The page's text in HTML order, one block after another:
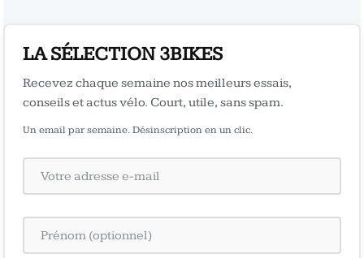
LA SÉLECTION 3BIKES
Recevez chaque semaine nos meilleurs essais,
conseils et actus vélo. Court, utile, sans spam.
Un email par semaine. Désinscription en un clic.